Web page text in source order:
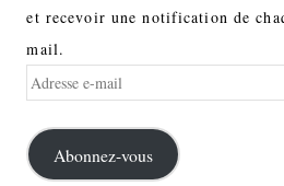
et recevoir une notification de
mail.
Adresse
mail
Abonnez-vous